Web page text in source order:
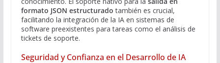
formato JSON estructurado también es crucial,
facilitando la integración de la IA en sistemas de
software preexistentes para tareas como el análisis de
tickets de soporte.
Seguridad y Confianza en el Desarrollo de IA